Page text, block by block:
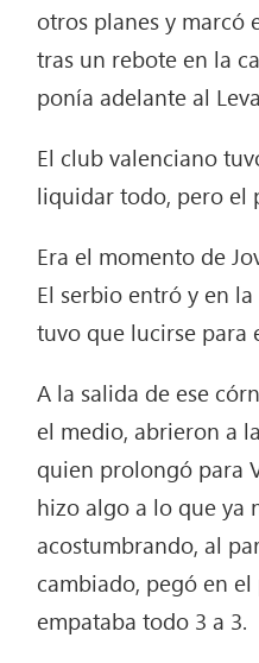
otros planes y marcó
tras un rebote en la
ponía adelante al
El club valenciano
liquidar todo, pero el
Era el momento de
El serbio entró y en
tuvo que lucirse para
A la salida de ese
el medio, abrieron a
quien prolongó para
hizo algo a lo que ya
acostumbrando, al
cambiado, pegó en el
empataba todo 3 a 3.